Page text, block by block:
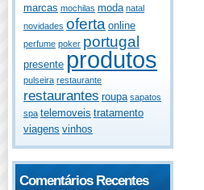
marcas mochilas moda natal
novidades oferta online
perfume poker portugal
presente produtos
pulseira restaurante
restaurantes roupa sapatos
spa telemoveis tratamento
viagens vinhos
Comentários Recentes